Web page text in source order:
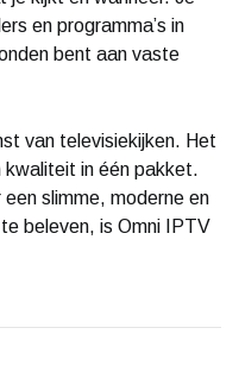
en programma’s in
bent aan vaste
van televisiekijken. Het
kwaliteit in één pakket.
slimme, moderne en
beleven, is Omni IPTV